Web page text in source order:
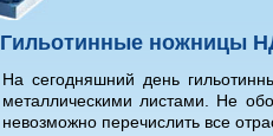
Гильотинные ножницы
На сегодняшний день
металлическими листами. Не
невозможно перечислить все